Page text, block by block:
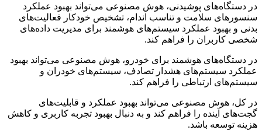
در دستگاه‌های پوشیدنی، هوش مصنوعی می‌تواند بهبود عملکرد
سنسورهای سلامت و تناسب اندام، تشخیص خودکار فعالیت‌های
بدنی و بهبود عملکرد سیستم‌های هوشمند برای مدیریت داده‌های
شخصی کاربران را فراهم کند.
در دستگاه‌های هوشمند برای خودرو، هوش مصنوعی می‌تواند بهبود
عملکرد سیستم‌های هشدار تصادف، سیستم‌های خودران و
سیستم‌های ارتباطی را فراهم کند.
در کل، هوش مصنوعی می‌تواند بهبود عملکرد و قابلیت‌های
گجت‌های آینده را فراهم کند و به دنبال بهبود تجربه کاربری و کاهش
هزینه توسعه باشد.